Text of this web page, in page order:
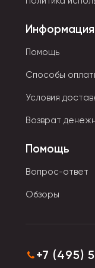
просмотра
15 минут. Если
мусора, то
Информация
Помощь
Способы
Условия
Возврат
Помощь
Вопрос-ответ
Обзоры
+7 (495)